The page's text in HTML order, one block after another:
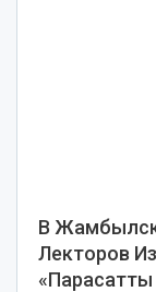
В
Лекторов
«Парасатты